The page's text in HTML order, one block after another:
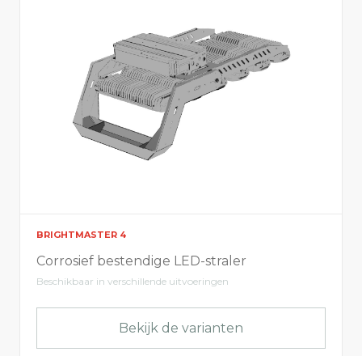
BRIGHTMASTER 4
Corrosief bestendige LED-straler
Beschikbaar in verschillende uitvoeringen
Bekijk de varianten